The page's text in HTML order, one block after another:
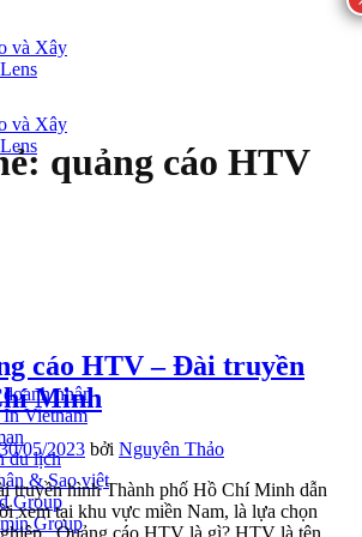
nhân
Vietnam
du lịch
& Sao việt
Group
Group
quảng cáo HTV
cáo HTV – Đài truyền
Minh
30/05/2023 bởi Nguyên Thảo
truyền hình Thành phố Hồ Chí Minh dẫn
xem tại khu vực miền Nam, là lựa chọn
Quảng cáo HTV là gì? HTV là tên